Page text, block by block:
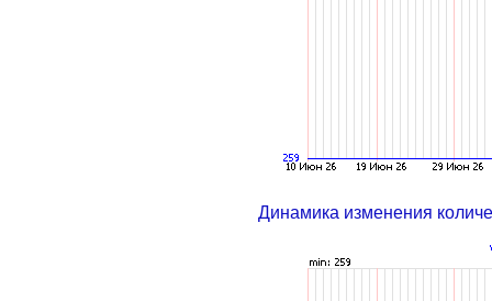
Динамика изменения